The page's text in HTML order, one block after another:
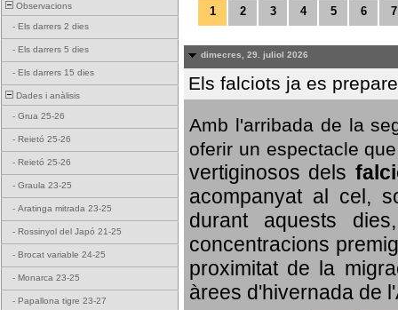
Observacions
- Els darrers 2 dies
- Els darrers 5 dies
- Els darrers 15 dies
Dades i anàlisis
- Grua 25-26
- Reietó 25-26
- Reietó 25-26
- Graula 23-25
- Aratinga mitrada 23-25
- Rossinyol del Japó 21-25
- Brocat variable 24-25
- Monarca 23-25
- Papallona tigre 23-27
1 2 3 4 5 6 7
dimecres, 29. juliol 2026
Els falciots ja es
Amb l'arribada de la
oferir un espectacle
vertiginosos dels
acompanyat al cel,
durant aquests
concentracions
proximitat de la
àrees d'hivernada de